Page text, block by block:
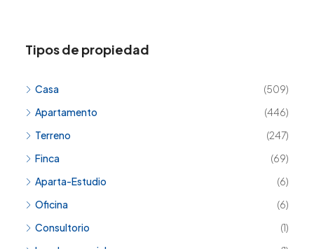
Tipos de propiedad
Casa
(509)
Apartamento
(446)
Terreno
(247)
Finca
(69)
Aparta-Estudio
(6)
Oficina
(6)
Consultorio
(1)